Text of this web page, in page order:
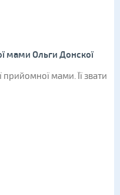
мами Ольги Донскої
мами. Її звати